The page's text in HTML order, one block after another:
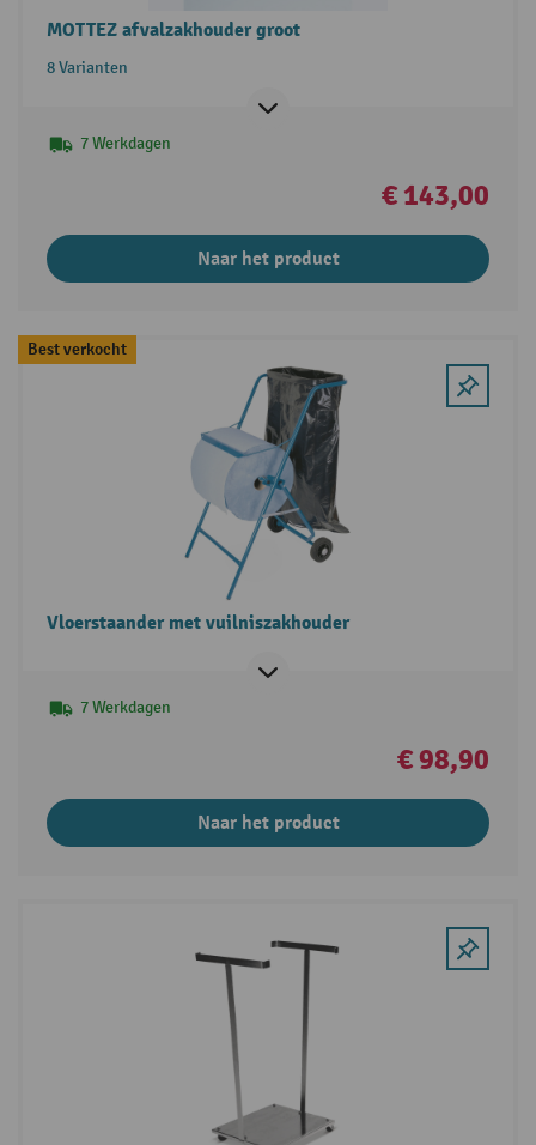
MOTTEZ afvalzakhouder groot
8 Varianten
7 Werkdagen
€ 143,00
Naar het product
Best verkocht
Vloerstaander met vuilniszakhouder
7 Werkdagen
€ 98,90
Naar het product